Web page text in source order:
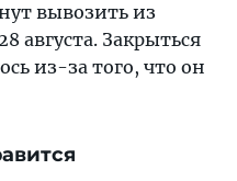
вывозить из
августа. Закрыться
из-за того, что он